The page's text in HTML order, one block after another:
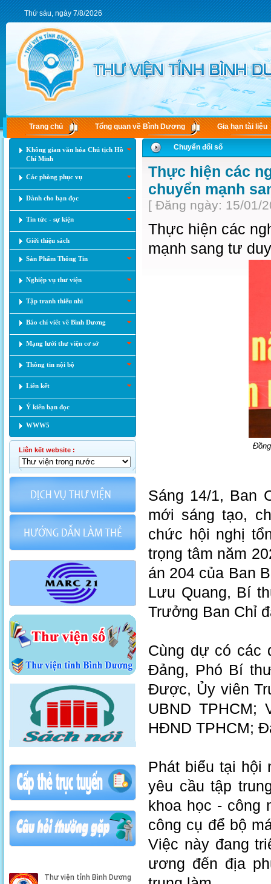
Thứ sáu, ngày 7/8/2026
Trang chủ Tổng quan về Bình Dương Gia hạn tài liệu
Không gian văn hóa Chủ tịch Hồ
Chí Minh
Các phòng phục vụ
Dành cho bạn đọc
Tin tức - sự kiện
Giới thiệu sách
Sản Phẩm Thông Tin
Nghiệp vụ thư viện
Tập tranh thiếu nhi
Báo chí viết về Bình Dương
Mạng lưới thư viện cơ sở
Thông tin nội bộ
Liên kết
Ý kiến bạn đọc
WWW5
Liên kết website :
Chuyển đổi số
Thực hiện các
chuyển mạnh
[ Đăng ngày: 15/01/
Thực hiện các
mạnh sang tư
Sáng 14/1, Ban
mới sáng tạo,
chức hội nghị
trọng tâm năm
án 204 của Ban
Lưu Quang, Bí
Trưởng Ban Chỉ
Cùng dự có các
Đảng, Phó Bí
Được, Ủy viên
UBND
HĐND TPHCM;
Phát biểu tại hội
yêu cầu tập
khoa học - công
công cụ để bộ
Việc này đang
ương đến địa